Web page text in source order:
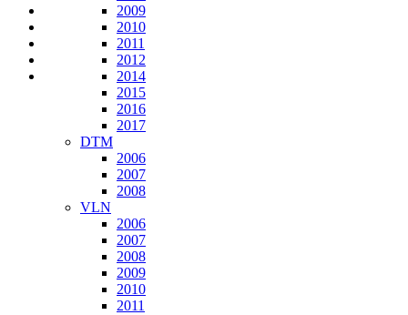
2009
2010
2011
2012
2014
2015
2016
2017
DTM
2006
2007
2008
VLN
2006
2007
2008
2009
2010
2011